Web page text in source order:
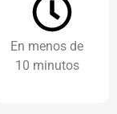
En menos de
10 minutos